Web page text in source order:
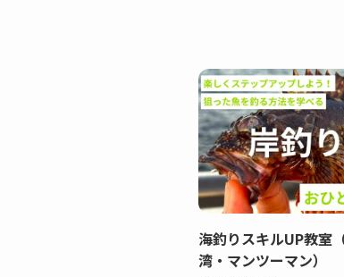
海釣りスキルUP教室
湾・マンツーマン）